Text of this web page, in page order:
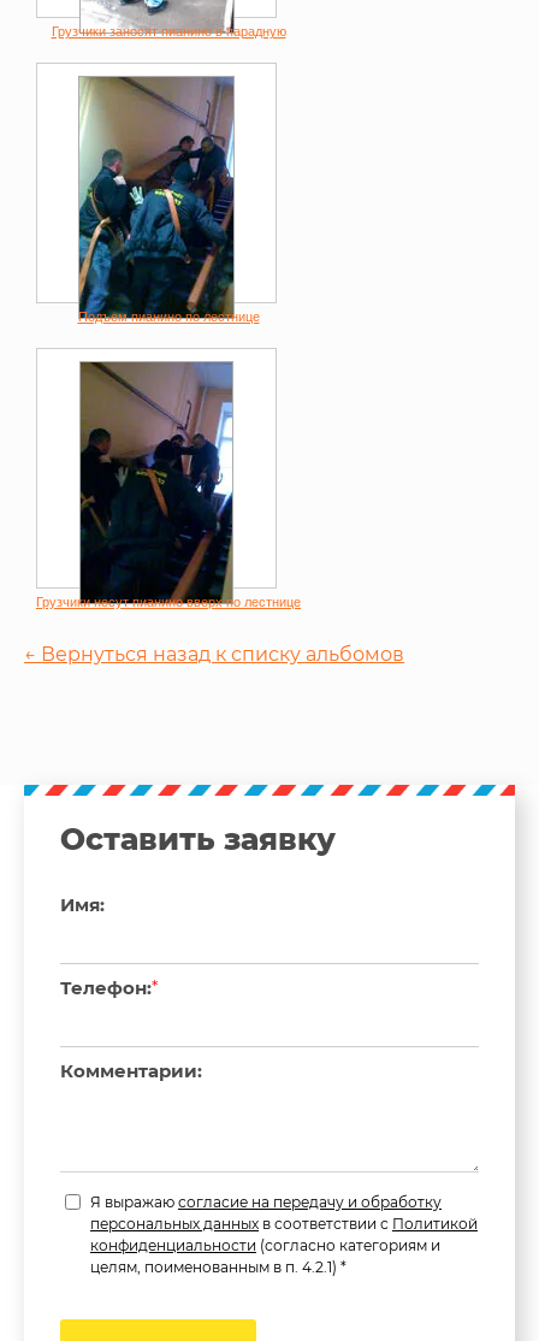
Грузчики заносят пианино в парадную
Подъем пианино по лестнице
Грузчики несут пианино вверх по лестнице
← Вернуться назад к списку альбомов
Оставить заявку
Имя:
Телефон:*
Комментарии:
Я выражаю согласие на передачу и обработку
персональных данных в соответствии с Политикой
конфиденциальности (согласно категориям и
целям, поименованным в п. 4.2.1) *